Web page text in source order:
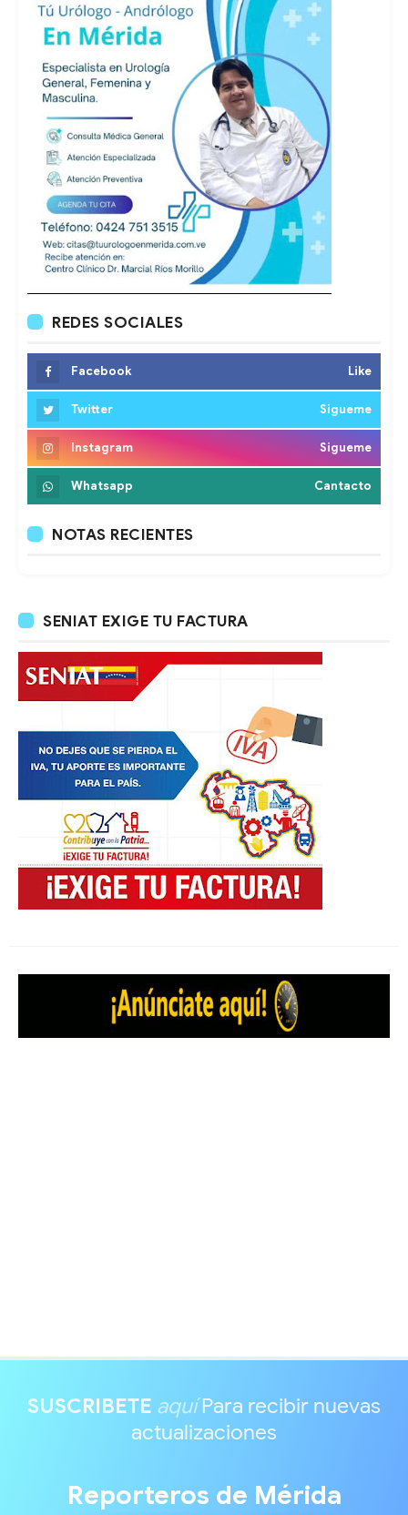
REDES SOCIALES
Facebook Like
Twitter Sigueme
Instagram Sigueme
Whatsapp Cantacto
NOTAS RECIENTES
SENIAT EXIGE TU FACTURA
SUSCRIBETE aquíPara recibir nuevas
actualizaciones
Reporteros de Mérida